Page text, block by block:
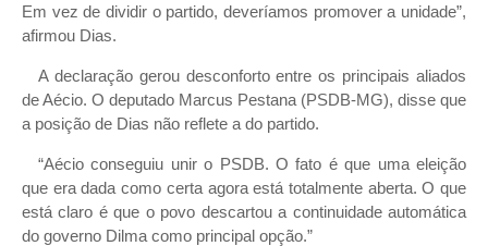
Em vez de dividir o partido, deveríamos promover a unidade”,
afirmou Dias.
A declaração gerou desconforto entre os principais aliados
de Aécio. O deputado Marcus Pestana (PSDB-MG), disse que
a posição de Dias não reflete a do partido.
“Aécio conseguiu unir o PSDB. O fato é que uma eleição
que era dada como certa agora está totalmente aberta. O que
está claro é que o povo descartou a continuidade automática
do governo Dilma como principal opção.”